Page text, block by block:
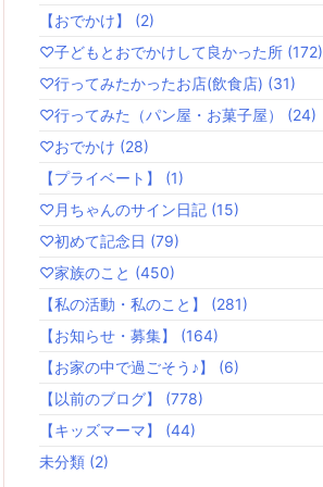
【おでかけ】 (2)
♡子どもとおでかけして良かった所 (172)
♡行ってみたかったお店(飲食店) (31)
♡行ってみた（パン屋・お菓子屋） (24)
♡おでかけ (28)
【プライベート】 (1)
♡月ちゃんのサイン日記 (15)
♡初めて記念日 (79)
♡家族のこと (450)
【私の活動・私のこと】 (281)
【お知らせ・募集】 (164)
【お家の中で過ごそう♪】 (6)
【以前のブログ】 (778)
【キッズマーマ】 (44)
未分類 (2)